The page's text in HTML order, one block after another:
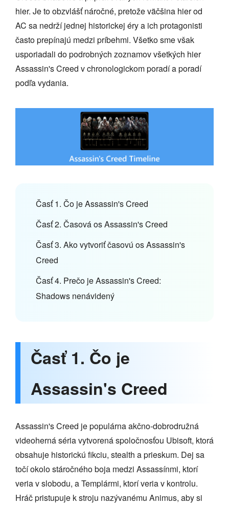
hier. Je to obzvlášť náročné, pretože väčšina hier od
AC sa nedrží jednej historickej éry a ich protagonisti
často prepínajú medzi príbehmi. Všetko sme však
usporiadali do podrobných zoznamov všetkých hier
Assassin's Creed v chronologickom poradí a poradí
podľa vydania.
Časť 1. Čo je Assassin's Creed
Časť 2. Časová os Assassin's Creed
Časť 3. Ako vytvoriť časovú os Assassin's
Creed
Časť 4. Prečo je Assassin's Creed:
Shadows nenávidený
Časť 1. Čo je
Assassin's Creed
Assassin's Creed je populárna akčno-dobrodružná
videoherná séria vytvorená spoločnosťou Ubisoft, ktorá
obsahuje historickú fikciu, stealth a prieskum. Dej sa
točí okolo stáročného boja medzi Assassínmi, ktorí
veria v slobodu, a Templármi, ktorí veria v kontrolu.
Hráč pristupuje k stroju nazývanému Animus, aby si